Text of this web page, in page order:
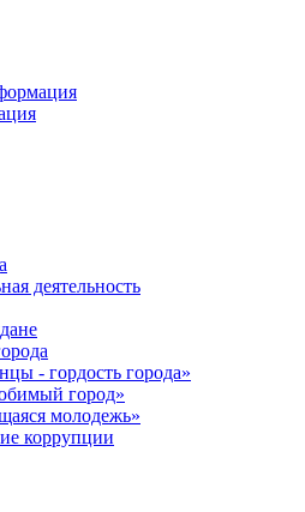
деятельность
- гордость города»
город»
молодежь»
коррупции